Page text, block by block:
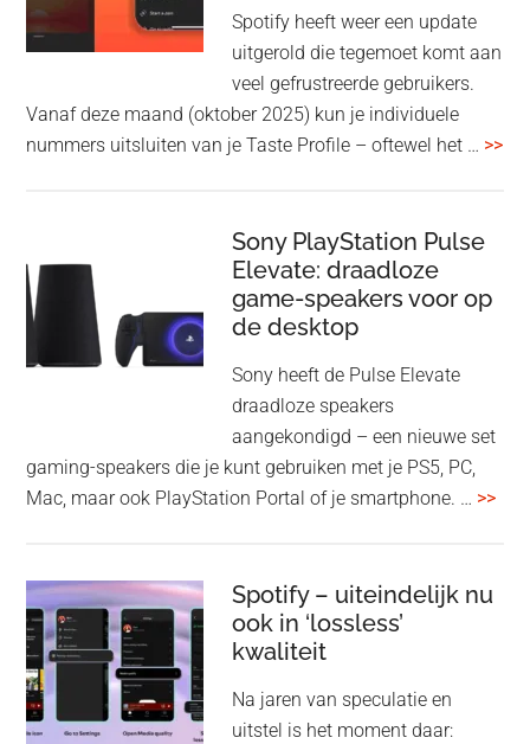
en
1000XM6
nieuwe
Spotify heeft weer een update
uitgerold die tegemoet komt aan
veel gefrustreerde gebruikers.
Vanaf deze maand (oktober 2025) kun je individuele
nummers uitsluiten van je Taste Profile – oftewel het … >>
Sony PlayStation Pulse
Elevate: draadloze
game-speakers voor op
de desktop
Sony heeft de Pulse Elevate
draadloze speakers
aangekondigd – een nieuwe set
gaming-speakers die je kunt gebruiken met je PS5, PC,
Mac, maar ook PlayStation Portal of je smartphone. … >>
Spotify – uiteindelijk nu
ook in ‘lossless’
kwaliteit
Na jaren van speculatie en
uitstel is het moment daar: